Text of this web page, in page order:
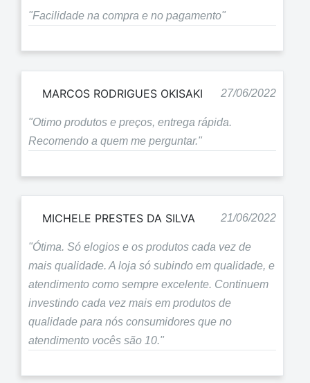
"Facilidade na compra e no pagamento"
MARCOS RODRIGUES OKISAKI 27/06/2022
"Otimo produtos e preços, entrega rápida.
Recomendo a quem me perguntar."
MICHELE PRESTES DA SILVA 21/06/2022
"Ótima. Só elogios e os produtos cada vez de
mais qualidade. A loja só subindo em qualidade, e
atendimento como sempre excelente. Continuem
investindo cada vez mais em produtos de
qualidade para nós consumidores que no
atendimento vocês são 10."